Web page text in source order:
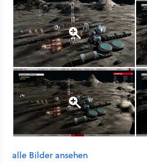
alle Bilder ansehen